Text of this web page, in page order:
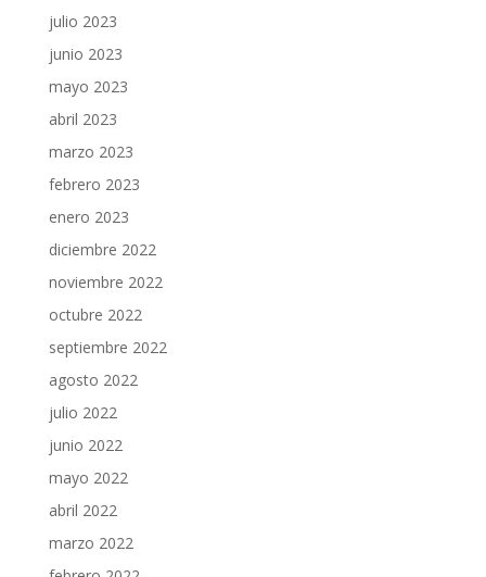
julio 2023
junio 2023
mayo 2023
abril 2023
marzo 2023
febrero 2023
enero 2023
diciembre 2022
noviembre 2022
octubre 2022
septiembre 2022
agosto 2022
julio 2022
junio 2022
mayo 2022
abril 2022
marzo 2022